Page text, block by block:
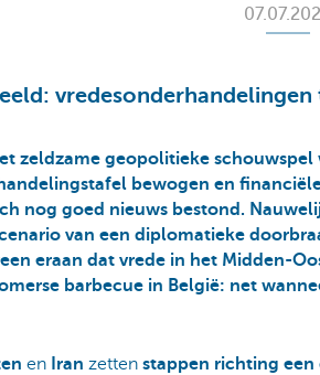
zeldzame geopolitieke
bewogen en
nog goed nieuws bestond.
van een diplomatieke
eraan dat vrede in het Midden-
barbecue in België: net
en Iran zetten stappen richting